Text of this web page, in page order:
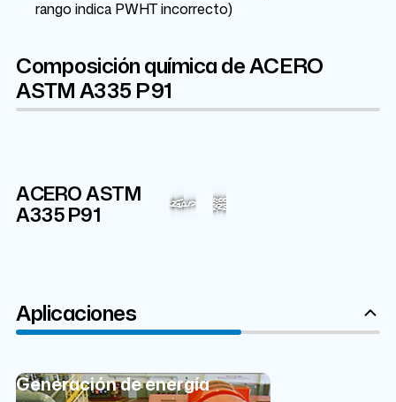
rango indica PWHT incorrecto)
Composición química de ACERO
ASTM A335 P91
ACERO ASTM
A335 P91
8.75%
C
N
Al
Si
P
S
V Mn
Ni
Nb
Mo
Aplicaciones
Generación de energía